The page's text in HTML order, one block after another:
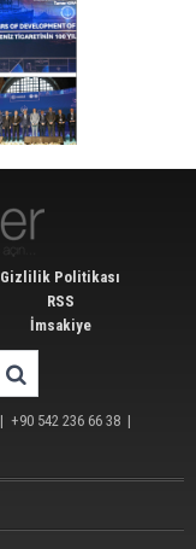
Gizlilik Politikası
RSS
İmsakiye
| +90 542 236 66 38 |